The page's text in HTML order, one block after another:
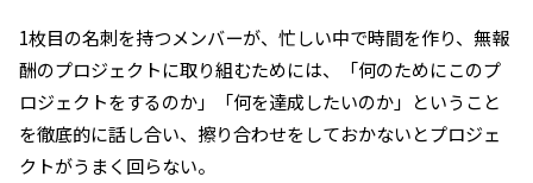
1枚目の名刺を持つメンバーが、忙しい中で時間を作り、無報
酬のプロジェクトに取り組むためには、「何のためにこのプ
ロジェクトをするのか」「何を達成したいのか」ということ
を徹底的に話し合い、擦り合わせをしておかないとプロジェ
クトがうまく回らない。